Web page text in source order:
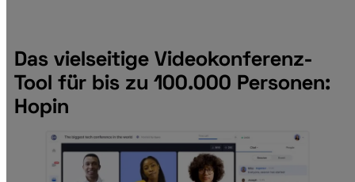
Das vielseitige Videokonferenz-
Tool für bis zu 100.000 Personen:
Hopin